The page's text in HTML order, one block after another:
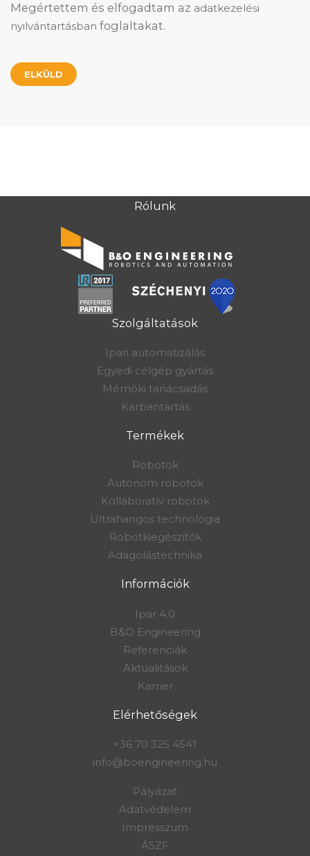
Megértettem és elfogadtam az adatkezelési
nyilvántartásban foglaltakat.
Rólunk
Szolgáltatások
Ipari automatizálás
Egyedi célgép gyártás
Mérnöki tanácsadás
Karbantartás
Termékek
Robotok
Autonóm robotok
Kollaboratív robotok
Ultrahangos technológia
Robotkiegészítők
Adagolástechnika
Információk
Ipar 4.0
B&O Engineering
Referenciák
Aktualitások
Karrier
Elérhetőségek
+36 70 325 4541
info@boengineering.hu
Pályázat
Adatvédelem
Impresszum
ÁSZF